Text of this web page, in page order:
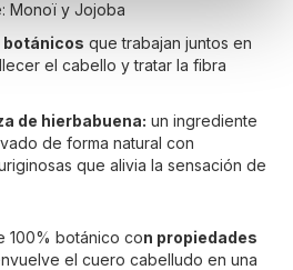
Monoï y Jojoba
botánicos que trabajan juntos en
el cabello y tratar la fibra
de hierbabuena: un ingrediente
de forma natural con
que alivia la sensación de
100% botánico con propiedades
el cuero cabelludo en una